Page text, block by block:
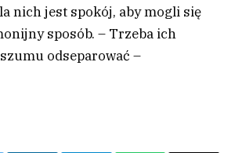
nich jest spokój, aby mogli się
sposób. – Trzeba ich
odseparować –